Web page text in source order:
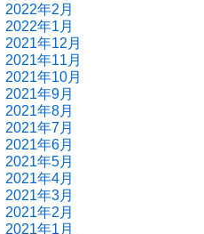
2022年2月
2022年1月
2021年12月
2021年11月
2021年10月
2021年9月
2021年8月
2021年7月
2021年6月
2021年5月
2021年4月
2021年3月
2021年2月
2021年1月